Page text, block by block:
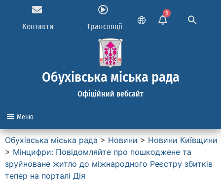
Контакти Трансляції
1
Обухівська міська рада
Офіційний вебсайт
Меню
Обухівська міська рада > Новини > Новини Київщини
> Мінцифри: Повідомляйте про пошкоджене та
зруйноване житло до міжнародного Реєстру збитків
тепер на порталі Дія